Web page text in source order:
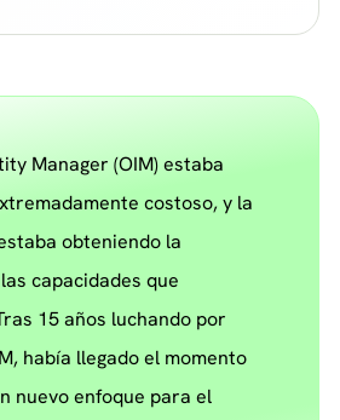
Manager (OIM) estaba
costoso, y la
obteniendo la
capacidades que
15 años luchando por
había llegado el momento
nuevo enfoque para el